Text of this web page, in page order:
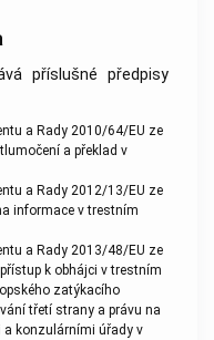
příslušné předpisy
a Rady 2010/64/EU ze
a překlad v
a Rady 2012/13/EU ze
informace v trestním
a Rady 2013/48/EU ze
k obhájci v trestním
zatýkacího
třetí strany a právu na
konzulárními úřady v